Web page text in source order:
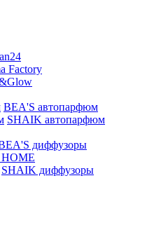
Factory
BEA'S автопарфюм
SHAIK автопарфюм
диффузоры
SHAIK диффузоры